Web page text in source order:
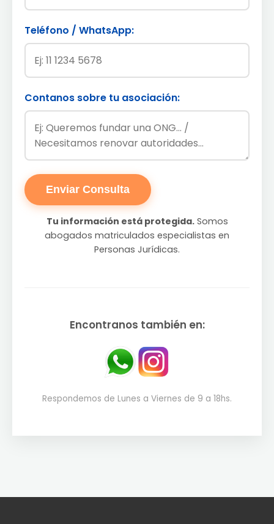
Teléfono / WhatsApp:
Contanos sobre tu asociación:
Enviar Consulta
Tu información está protegida.Somos
abogados matriculados especialistas en
Personas Jurídicas.
Encontranos también en:
Respondemos de Lunes a Viernes de 9 a 18hs.